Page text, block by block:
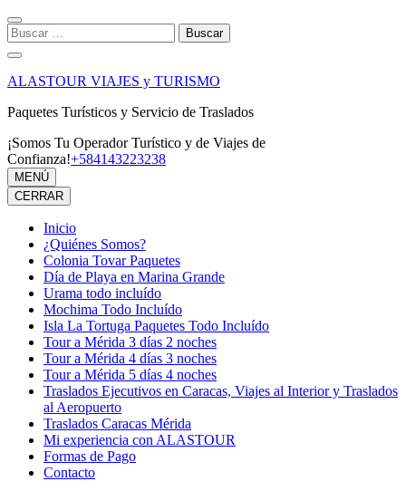
Saltar
al
contenido
(presiona
la
Intro)
Buscar:
ALASTOUR VIAJES y TURISMO
Paquetes Turísticos y Servicio de Traslados
¡Somos Tu Operador Turístico y de Viajes de
Confianza!+584143223238
MENÚ
CERRAR
Inicio
¿Quiénes Somos?
Colonia Tovar Paquetes
Día de Playa en Marina Grande
Urama todo incluído
Mochima Todo Incluído
Isla La Tortuga Paquetes Todo Incluído
Tour a Mérida 3 días 2 noches
Tour a Mérida 4 días 3 noches
Tour a Mérida 5 días 4 noches
Traslados Ejecutivos en Caracas, Viajes al Interior y Traslados
al Aeropuerto
Traslados Caracas Mérida
Mi experiencia con ALASTOUR
Formas de Pago
Contacto